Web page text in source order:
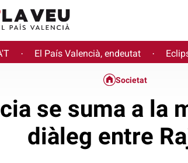
· El País Valencià, endeutat ·
Societat
se suma a la
diàleg entre